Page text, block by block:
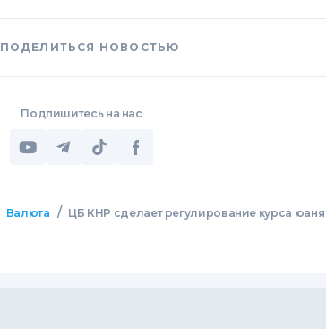
ПОДЕЛИТЬСЯ НОВОСТЬЮ
Подпишитесь на нас
Валюта / ЦБ КНР сделает регулирование курса юаня